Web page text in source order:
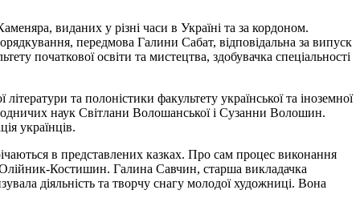
виданих у різні часи в Україні та за кордоном.
передмова Галини Сабат, відповідальна за випуск
початкової освіти та мистецтва, здобувачка спеціальності
та полоністики факультету української та іноземної
наук Світлани Волошанської і Сузанни Волошин.
українців.
в представлених казках. Про сам процес виконання
Костишин. Галина Савчин, старша викладачка
діяльність та творчу снагу молодої художниці. Вона